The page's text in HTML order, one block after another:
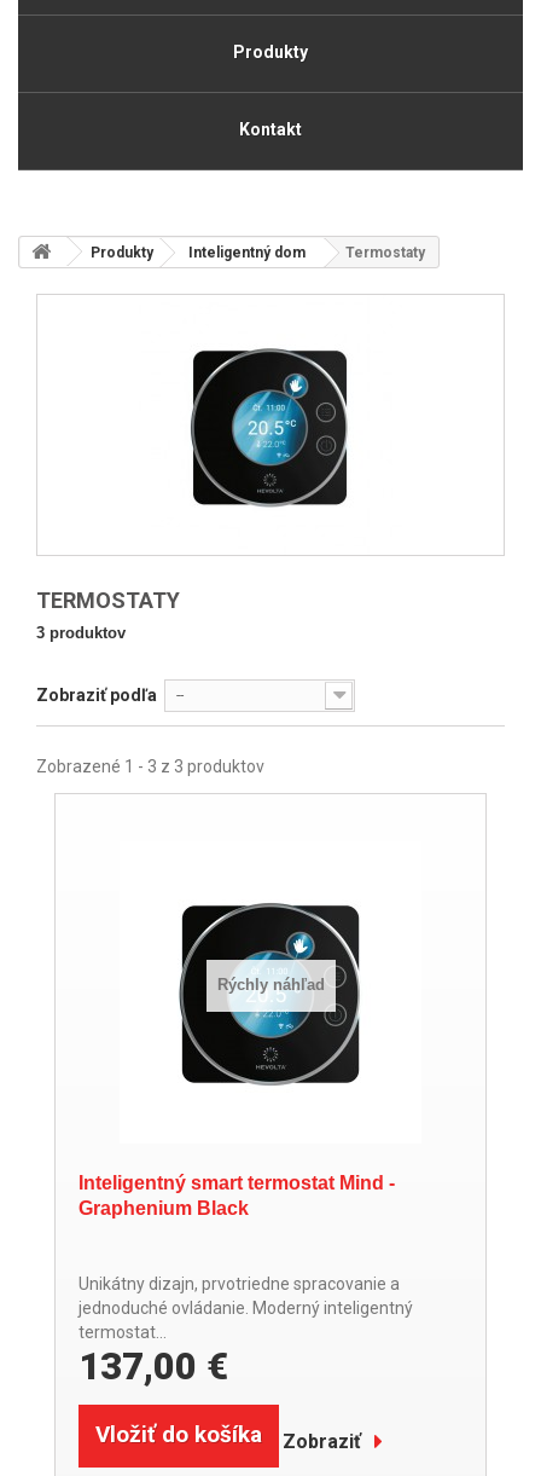
Produkty
Kontakt
Produkty Inteligentný dom Termostaty
TERMOSTATY
3 produktov
Zobraziť podľa --
Zobrazené 1 - 3 z 3 produktov
Rýchly náhľad
Inteligentný smart termostat Mind -
Graphenium Black
Unikátny dizajn, prvotriedne spracovanie a
jednoduché ovládanie. Moderný inteligentný
termostat...
137,00 €
Vložiť do košíka Zobraziť